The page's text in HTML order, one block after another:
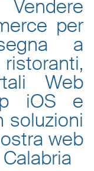
per
a
Web
iOS e
soluzioni
web